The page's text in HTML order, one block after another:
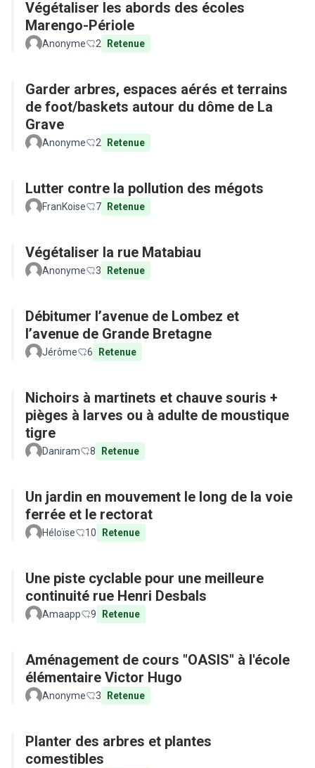
Végétaliser les abords des écoles
Marengo-Périole
Anonyme 2 Retenue
Garder arbres, espaces aérés et terrains
de foot/baskets autour du dôme de La
Grave
Anonyme 2 Retenue
Lutter contre la pollution des mégots
FranKoise 7 Retenue
Végétaliser la rue Matabiau
Anonyme 3 Retenue
Débitumer l’avenue de Lombez et
l’avenue de Grande Bretagne
Jérôme 6 Retenue
Nichoirs à martinets et chauve souris +
pièges à larves ou à adulte de moustique
tigre
Daniram 8 Retenue
Un jardin en mouvement le long de la voie
ferrée et le rectorat
Héloïse 10 Retenue
Une piste cyclable pour une meilleure
continuité rue Henri Desbals
Amaapp 9 Retenue
Aménagement de cours "OASIS" à l'école
élémentaire Victor Hugo
Anonyme 3 Retenue
Planter des arbres et plantes
comestibles